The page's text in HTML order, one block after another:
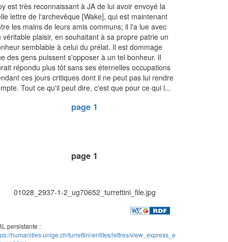
est très reconnaissant à JA de lui avoir envoyé la
lettre de l'archevêque [Wake], qui est maintenant
les mains de leurs amis communs; il l'a lue avec
véritable plaisir, en souhaitant à sa propre patrie un
semblable à celui du prélat. Il est dommage
des gens puissent s'opposer à un tel bonheur. Il
répondu plus tôt sans ses éternelles occupations
ces jours critiques dont il ne peut pas lui rendre
Tout ce qu'il peut dire, c'est que pour ce qui l...
page 1
page 1
01028_2937-1-2_ug70652_turrettini_file.jpg
persistante :
humanities.unige.ch/turrettini/entites/lettres/view_express_e